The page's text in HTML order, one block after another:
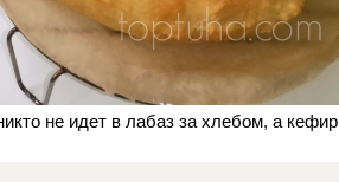
не идет в лабаз за хлебом, а